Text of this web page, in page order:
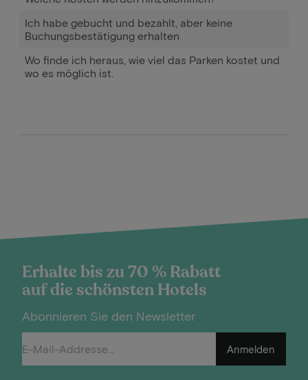
Ich habe gebucht und bezahlt, aber keine
Buchungsbestätigung erhalten
Wo finde ich heraus, wie viel das Parken kostet und
wo es möglich ist.
Erhalte bis zu 70 % Rabatt
auf die schönsten Hotels
Abonnieren Sie den Newsletter
Anmelden